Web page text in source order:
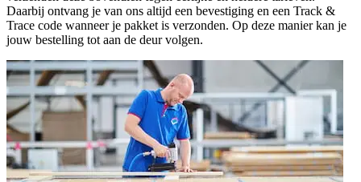
Daarbij ontvang je van ons altijd een bevestiging en een Track &
Trace code wanneer je pakket is verzonden. Op deze manier kan je
jouw bestelling tot aan de deur volgen.